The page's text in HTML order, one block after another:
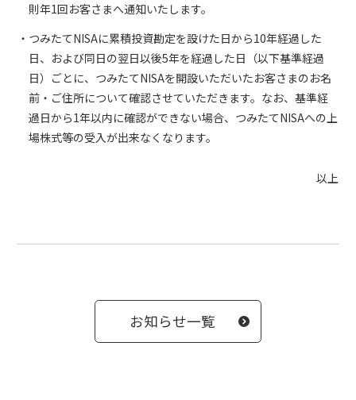
則年1回お客さまへ通知いたします。
つみたてNISAに累積投資勘定を設けた日から10年経過した
日、および同日の翌日以後5年を経過した日（以下基準経過
日）ごとに、つみたてNISAを開設いただいたお客さまのお名
前・ご住所について確認させていただきます。なお、基準経
過日から1年以内に確認ができない場合、つみたてNISAへの上
場株式等の受入が出来なくなります。
以上
お知らせ一覧